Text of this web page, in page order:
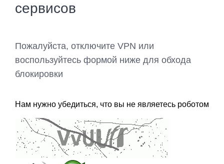
сервисов
Пожалуйста, отключите VPN или
воспользуйтесь формой ниже для обхода
блокировки
Нам нужно убедиться, что вы не являетесь роботом